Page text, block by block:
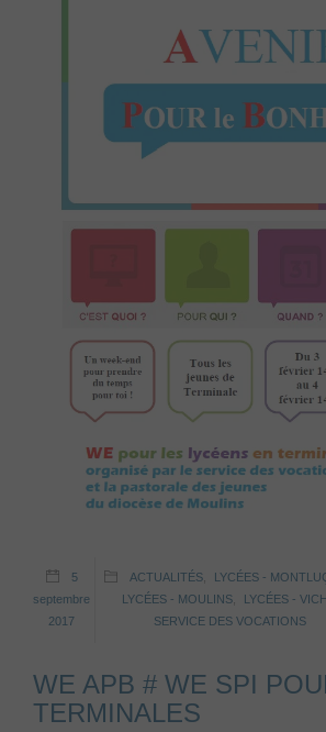
5
septembre
2017
ACTUALITÉS, LYCÉES -
LYCÉES - MOULINS, LYCÉES -
SERVICE DES VOCATIONS
WE APB # WE SPI
TERMINALES